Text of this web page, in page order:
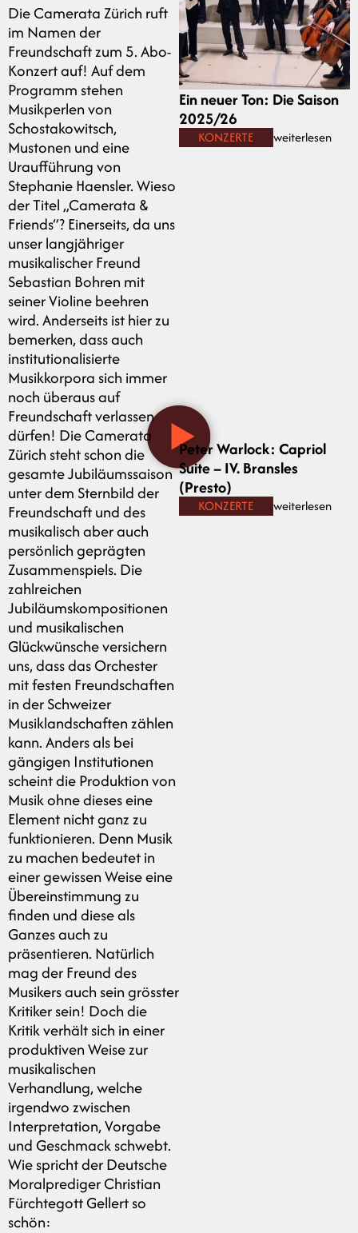
Ein neuer Ton: Die Saison
2025/26
KONZERTE weiterlesen
Peter Warlock: Capriol
Suite – IV. Bransles
(Presto)
KONZERTE weiterlesen
Die Camerata Zürich ruft
im Namen der
Freundschaft zum 5. Abo-
Konzert auf! Auf dem
Programm stehen
Musikperlen von
Schostakowitsch,
Mustonen und eine
Uraufführung von
Stephanie Haensler. Wieso
der Titel „Camerata &
Friends“? Einerseits, da uns
unser langjähriger
musikalischer Freund
Sebastian Bohren mit
seiner Violine beehren
wird. Anderseits ist hier zu
bemerken, dass auch
institutionalisierte
Musikkorpora sich immer
noch überaus auf
Freundschaft verlassen
dürfen! Die Camerata
Zürich steht schon die
gesamte Jubiläumssaison
unter dem Sternbild der
Freundschaft und des
musikalisch aber auch
persönlich geprägten
Zusammenspiels. Die
zahlreichen
Jubiläumskompositionen
und musikalischen
Glückwünsche versichern
uns, dass das Orchester
mit festen Freundschaften
in der Schweizer
Musiklandschaften zählen
kann. Anders als bei
gängigen Institutionen
scheint die Produktion von
Musik ohne dieses eine
Element nicht ganz zu
funktionieren. Denn Musik
zu machen bedeutet in
einer gewissen Weise eine
Übereinstimmung zu
finden und diese als
Ganzes auch zu
präsentieren. Natürlich
mag der Freund des
Musikers auch sein grösster
Kritiker sein! Doch die
Kritik verhält sich in einer
produktiven Weise zur
musikalischen
Verhandlung, welche
irgendwo zwischen
Interpretation, Vorgabe
und Geschmack schwebt.
Wie spricht der Deutsche
Moralprediger Christian
Fürchtegott Gellert so
schön: